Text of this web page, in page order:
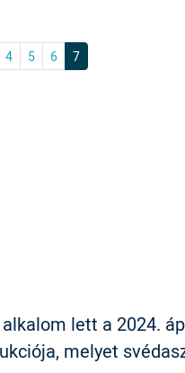
4 5 6 7
lett a 2024.
melyet